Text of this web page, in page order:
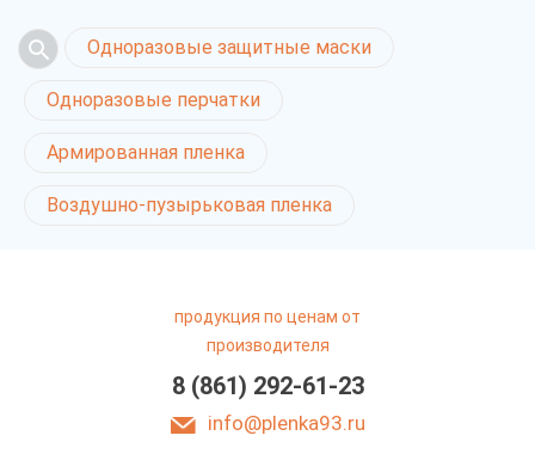
Одноразовые защитные маски
Одноразовые перчатки
Армированная пленка
Воздушно-пузырьковая пленка
продукция по ценам от
производителя
8 (861) 292-61-23
info@plenka93.ru